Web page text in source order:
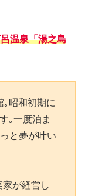
温泉「湯之島
｡昭和初期に
｡一度泊ま
と夢が叶い
が経営し